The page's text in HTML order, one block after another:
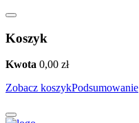
Koszyk
Kwota 0,00 zł
Zobacz koszykPodsumowanie